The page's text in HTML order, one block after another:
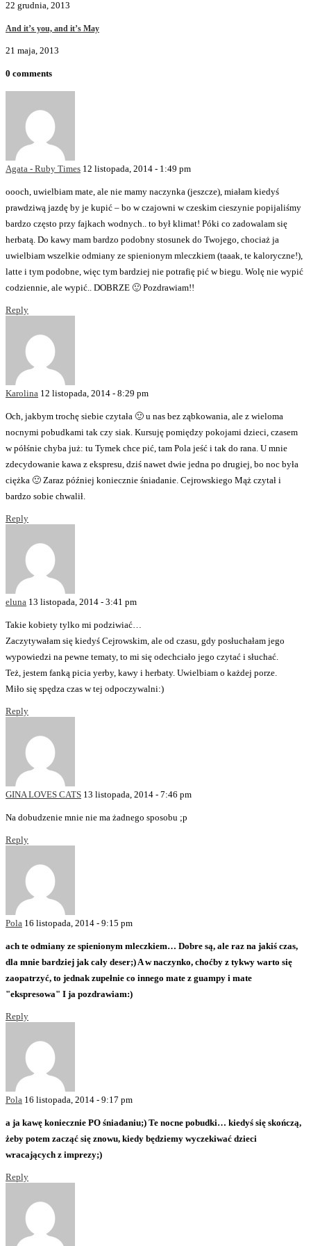
22 grudnia, 2013
And it’s you, and it’s May
21 maja, 2013
0 comments
Agata - Ruby Times 12 listopada, 2014 - 1:49 pm
oooch, uwielbiam mate, ale nie mamy naczynka (jeszcze), miałam kiedyś
prawdziwą jazdę by je kupić – bo w czajowni w czeskim cieszynie popijaliśmy
bardzo często przy fajkach wodnych.. to był klimat! Póki co zadowalam się
herbatą. Do kawy mam bardzo podobny stosunek do Twojego, chociaż ja
uwielbiam wszelkie odmiany ze spienionym mleczkiem (taaak, te kaloryczne!),
latte i tym podobne, więc tym bardziej nie potrafię pić w biegu. Wolę nie wypić
codziennie, ale wypić.. DOBRZE 🙂 Pozdrawiam!!
Reply
Karolina 12 listopada, 2014 - 8:29 pm
Och, jakbym trochę siebie czytała 🙂 u nas bez ząbkowania, ale z wieloma
nocnymi pobudkami tak czy siak. Kursuję pomiędzy pokojami dzieci, czasem
w półśnie chyba już: tu Tymek chce pić, tam Pola jeść i tak do rana. U mnie
zdecydowanie kawa z ekspresu, dziś nawet dwie jedna po drugiej, bo noc była
ciężka 🙂 Zaraz później koniecznie śniadanie. Cejrowskiego Mąż czytał i
bardzo sobie chwalił.
Reply
eluna 13 listopada, 2014 - 3:41 pm
Takie kobiety tylko mi podziwiać…
Zaczytywałam się kiedyś Cejrowskim, ale od czasu, gdy posłuchałam jego
wypowiedzi na pewne tematy, to mi się odechciało jego czytać i słuchać.
Też, jestem fanką picia yerby, kawy i herbaty. Uwielbiam o każdej porze.
Miło się spędza czas w tej odpoczywalni:)
Reply
GINA LOVES CATS 13 listopada, 2014 - 7:46 pm
Na dobudzenie mnie nie ma żadnego sposobu ;p
Reply
Pola 16 listopada, 2014 - 9:15 pm
ach te odmiany ze spienionym mleczkiem… Dobre są, ale raz na jakiś czas,
dla mnie bardziej jak cały deser;) A w naczynko, choćby z tykwy warto się
zaopatrzyć, to jednak zupełnie co innego mate z guampy i mate
"ekspresowa" I ja pozdrawiam:)
Reply
Pola 16 listopada, 2014 - 9:17 pm
a ja kawę koniecznie PO śniadaniu;) Te nocne pobudki… kiedyś się skończą,
żeby potem zacząć się znowu, kiedy będziemy wyczekiwać dzieci
wracających z imprezy;)
Reply